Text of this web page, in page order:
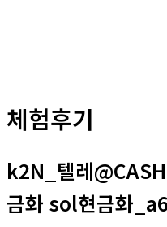
체험후기
k2N_텔레
금화 sol현금화